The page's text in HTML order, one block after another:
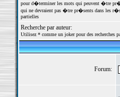
pour d�terminer les mots qui peuvent �tre
qui ne devraient pas �tre pr�sents dans les
partielles
Recherche par auteur:
Utilisez * comme un joker pour des recherches
Forum: